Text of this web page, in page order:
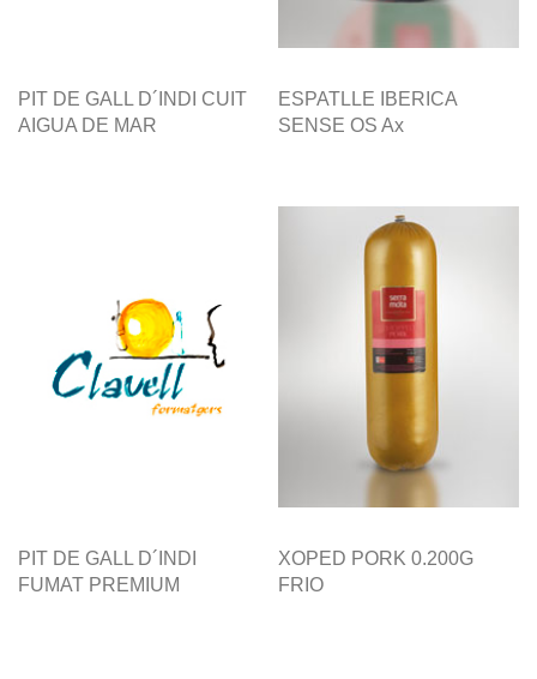
PIT DE GALL D´INDI CUIT
AIGUA DE MAR
ESPATLLE IBERICA
SENSE OS Ax
PIT DE GALL D´INDI
FUMAT PREMIUM
XOPED PORK 0.200G
FRIO